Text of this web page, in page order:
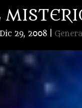
Dic 29, 2008